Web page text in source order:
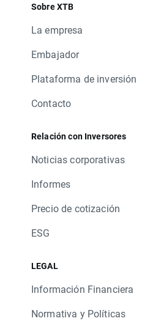
Sobre XTB
La empresa
Embajador
Plataforma de inversión
Contacto
Relación con Inversores
Noticias corporativas
Informes
Precio de cotización
ESG
LEGAL
Información Financiera
Normativa y Políticas